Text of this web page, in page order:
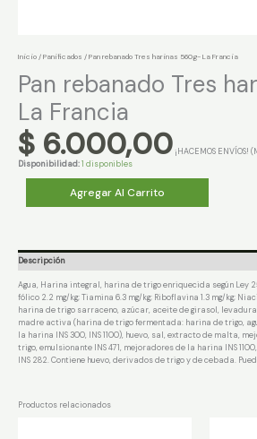
Inicio/Panificados / Pan rebanado Tres harinas 560g- La Francia
Pan rebanado Tres
La Francia
$ 6.000,00 ¡HACEMOS
Disponibilidad:1 disponibles
Tres
Francia
cantidad
Agregar Al Carrito
Descripción
Agua, Harina integral, harina de trigo enriquecida según Ley
fólico 2.2 mg/kg; Tiamina 6.3 mg/kg; Riboflavina 1.3 mg/kg;
harina de trigo sarraceno, azúcar, aceite de girasol,
madre activa (harina de trigo fermentada: harina de trigo,
la harina INS 300, INS 1100), huevo, sal, extracto de malta,
trigo, emulsionante INS 471, mejoradores de la harina INS
INS 282. Contiene huevo, derivados de trigo y de cebada.
Productos relacionados